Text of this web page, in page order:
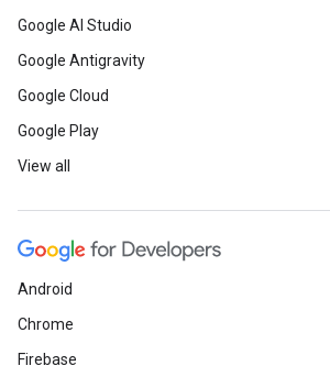
Google AI Studio
Google Antigravity
Google Cloud
Google Play
View all
Android
Chrome
Firebase